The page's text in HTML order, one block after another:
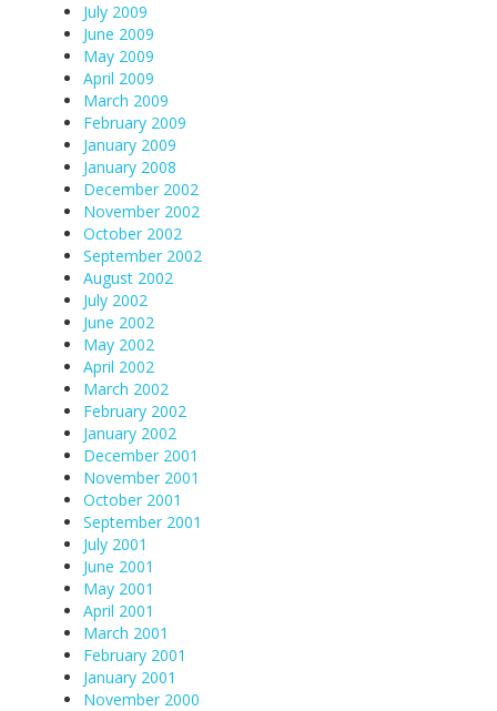
July 2009
June 2009
May 2009
April 2009
March 2009
February 2009
January 2009
January 2008
December 2002
November 2002
October 2002
September 2002
August 2002
July 2002
June 2002
May 2002
April 2002
March 2002
February 2002
January 2002
December 2001
November 2001
October 2001
September 2001
July 2001
June 2001
May 2001
April 2001
March 2001
February 2001
January 2001
November 2000